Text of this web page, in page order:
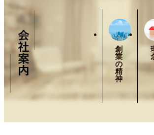
2020/08/06
お盆休みのお知らせ
創
業
の
精
神